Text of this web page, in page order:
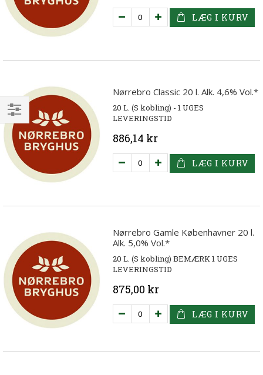
LÆG I KURV
Nørrebro Classic 20 l. Alk. 4,6% Vol.*
20 L. (S kobling) - 1 UGES
LEVERINGSTID
886,14 kr
LÆG I KURV
Nørrebro Gamle Københavner 20 l.
Alk. 5,0% Vol.*
20 L. (S kobling) BEMÆRK 1 UGES
LEVERINGSTID
875,00 kr
LÆG I KURV
Filtrer